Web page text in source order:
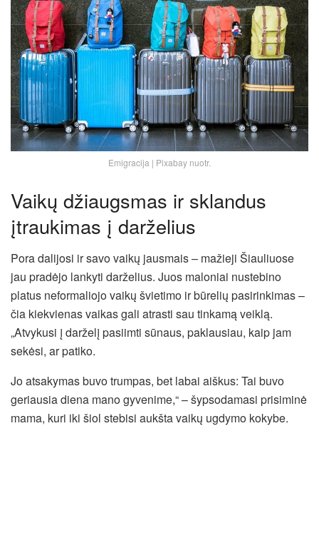
Emigracija | Pixabay nuotr.
Vaikų džiaugsmas ir sklandus
įtraukimas į darželius
Pora dalijosi ir savo vaikų jausmais – mažieji Šiauliuose
jau pradėjo lankyti darželius. Juos maloniai nustebino
platus neformaliojo vaikų švietimo ir būrelių pasirinkimas –
čia kiekvienas vaikas gali atrasti sau tinkamą veiklą.
„Atvykusi į darželį pasiimti sūnaus, paklausiau, kaip jam
sekėsi, ar patiko.
Jo atsakymas buvo trumpas, bet labai aiškus: Tai buvo
geriausia diena mano gyvenime,“ – šypsodamasi prisiminė
mama, kuri iki šiol stebisi aukšta vaikų ugdymo kokybe.